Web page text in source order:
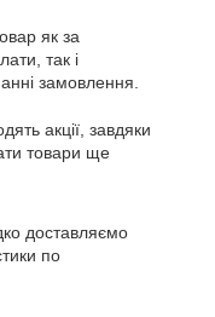
як за
так і
замовлення.
акції, завдяки
товари ще
доставляємо
по